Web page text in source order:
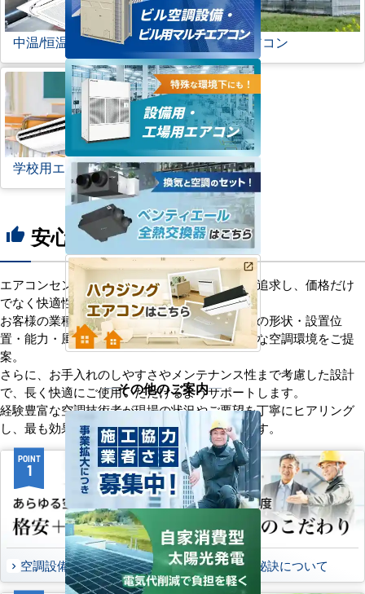
中温/恒温用エアコン 農業用エアコン
学校用エアコン
thumb_up 安心の8つのポイント
エアコンセンターACは、「格安＋α」の価値を追求し、価格だけ
でなく快適性と機能性にもこだわっています。
お客様の業種や施設の形態に合わせて、室内機の形状・設置位
置・能力・風向きなどを総合的に検討し、最適な空調環境をご提
案。
さらに、お手入れのしやすさやメンテナンス性まで考慮した設計
で、長く快適にご使用いただけるようサポートします。
経験豊富な空調技術者が現場の状況やご要望を丁寧にヒアリング
し、最も効果的で効率的なプランをお届けします。
POINT
1
空調設備のご提案について
POINT
2
選ばれる秘訣について
その他のご案内